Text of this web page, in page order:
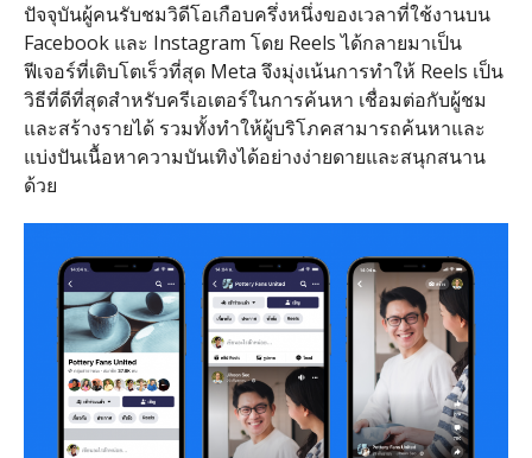
ปัจจุบันผู้คนรับชมวิดีโอเกือบครึ่งหนึ่งของเวลาที่ใช้งานบน
Facebook และ Instagram โดย Reels ได้กลายมาเป็น
ฟีเจอร์ที่เติบโตเร็วที่สุด Meta จึงมุ่งเน้นการทำให้ Reels เป็น
วิธีที่ดีที่สุดสำหรับครีเอเตอร์ในการค้นหา เชื่อมต่อกับผู้ชม
และสร้างรายได้ รวมทั้งทำให้ผู้บริโภคสามารถค้นหาและ
แบ่งปันเนื้อหาความบันเทิงได้อย่างง่ายดายและสนุกสนาน
ด้วย